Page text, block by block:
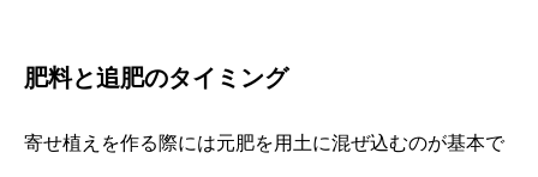
肥料と追肥のタイミング
寄せ植えを作る際には元肥を用土に混ぜ込むのが基本で